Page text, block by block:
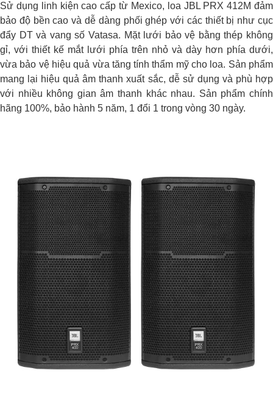
Sử dụng linh kiện cao cấp từ Mexico, loa JBL PRX 412M đảm
bảo độ bền cao và dễ dàng phối ghép với các thiết bị như cục
đẩy DT và vang số Vatasa. Mặt lưới bảo vệ bằng thép không
gỉ, với thiết kế mắt lưới phía trên nhỏ và dày hơn phía dưới,
vừa bảo vệ hiệu quả vừa tăng tính thẩm mỹ cho loa. Sản phẩm
mang lại hiệu quả âm thanh xuất sắc, dễ sử dụng và phù hợp
với nhiều không gian âm thanh khác nhau. Sản phẩm chính
hãng 100%, bảo hành 5 năm, 1 đổi 1 trong vòng 30 ngày.